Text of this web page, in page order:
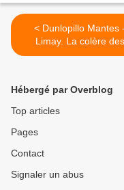
< Dunlopillo Mantes -
Limay. La colère des
salariés
Hébergé par Overblog
Top articles
Pages
Contact
Signaler un abus